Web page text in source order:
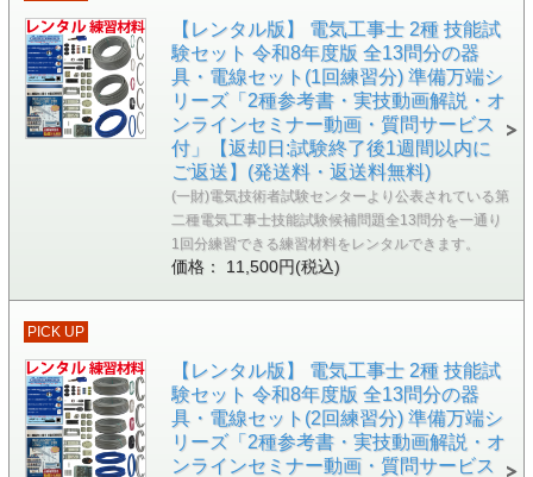
【レンタル版】 電気工事士 2種 技能試
験セット 令和8年度版 全13問分の器
具・電線セット(1回練習分) 準備万端シ
リーズ「2種参考書・実技動画解説・オ
ンラインセミナー動画・質問サービス
付」【返却日:試験終了後1週間以内に
ご返送】(発送料・返送料無料)
(一財)電気技術者試験センターより公表されている第
二種電気工事士技能試験候補問題全13問分を一通り
1回分練習できる練習材料をレンタルできます。
価格： 11,500円(税込)
PICK UP
【レンタル版】 電気工事士 2種 技能試
験セット 令和8年度版 全13問分の器
具・電線セット(2回練習分) 準備万端シ
リーズ「2種参考書・実技動画解説・オ
ンラインセミナー動画・質問サービス